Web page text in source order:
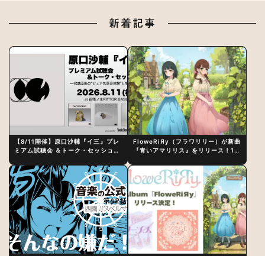
新着記事
【8/11開催】原口沙輔『イ三』プレ
ミアム試聴会 ＆トーク・セッション
制作秘話
FloweRiЯy（フラワリリー）が新曲
『青いアマリリス』をリリース！1st